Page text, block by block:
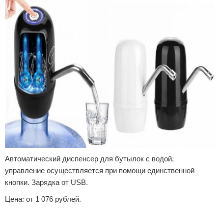
Автоматический диспенсер для бутылок с водой,
управление осуществляется при помощи единственной
кнопки. Зарядка от USB.
Цена: от 1 076 рублей.